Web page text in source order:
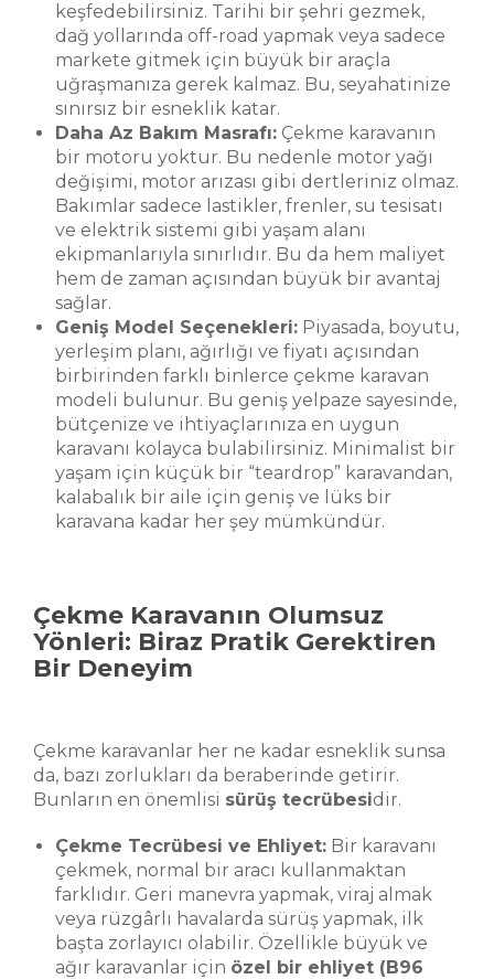
keşfedebilirsiniz. Tarihi bir şehri gezmek,
dağ yollarında off-road yapmak veya sadece
markete gitmek için büyük bir araçla
uğraşmanıza gerek kalmaz. Bu, seyahatinize
sınırsız bir esneklik katar.
Daha Az Bakım Masrafı: Çekme karavanın
bir motoru yoktur. Bu nedenle motor yağı
değişimi, motor arızası gibi dertleriniz olmaz.
Bakımlar sadece lastikler, frenler, su tesisatı
ve elektrik sistemi gibi yaşam alanı
ekipmanlarıyla sınırlıdır. Bu da hem maliyet
hem de zaman açısından büyük bir avantaj
sağlar.
Geniş Model Seçenekleri: Piyasada, boyutu,
yerleşim planı, ağırlığı ve fiyatı açısından
birbirinden farklı binlerce çekme karavan
modeli bulunur. Bu geniş yelpaze sayesinde,
bütçenize ve ihtiyaçlarınıza en uygun
karavanı kolayca bulabilirsiniz. Minimalist bir
yaşam için küçük bir “teardrop” karavandan,
kalabalık bir aile için geniş ve lüks bir
karavana kadar her şey mümkündür.
Çekme Karavanın Olumsuz
Yönleri: Biraz Pratik Gerektiren
Bir Deneyim
Çekme karavanlar her ne kadar esneklik sunsa
da, bazı zorlukları da beraberinde getirir.
Bunların en önemlisi sürüş tecrübesidir.
Çekme Tecrübesi ve Ehliyet: Bir karavanı
çekmek, normal bir aracı kullanmaktan
farklıdır. Geri manevra yapmak, viraj almak
veya rüzgârlı havalarda sürüş yapmak, ilk
başta zorlayıcı olabilir. Özellikle büyük ve
ağır karavanlar için özel bir ehliyet (B96